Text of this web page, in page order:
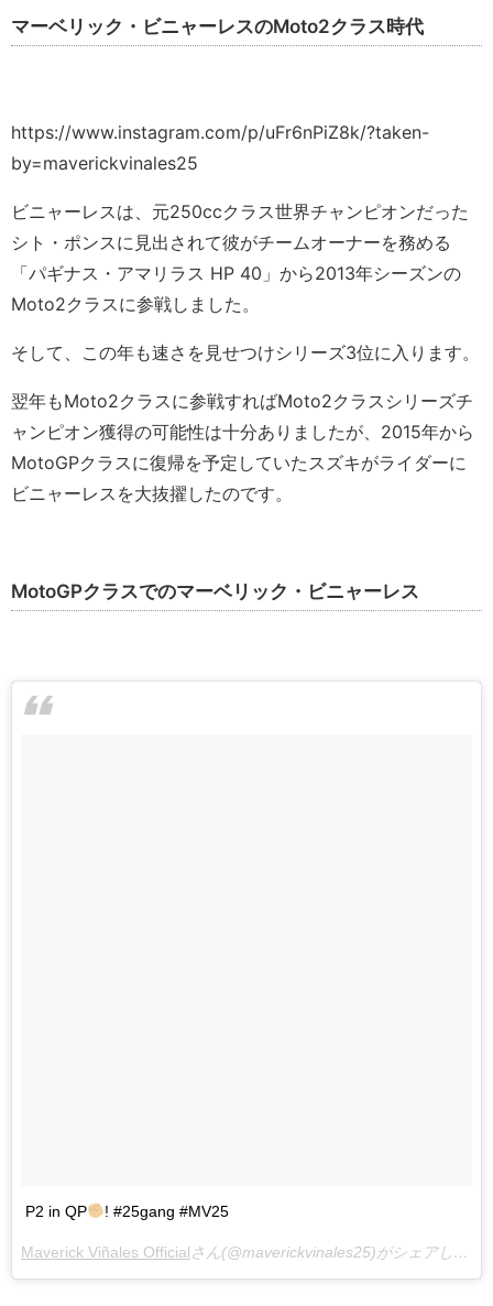
マーベリック・ビニャーレスのMoto2クラス時代
https://www.instagram.com/p/uFr6nPiZ8k/?taken-
by=maverickvinales25
ビニャーレスは、元250ccクラス世界チャンピオンだった
シト・ポンスに見出されて彼がチームオーナーを務める
「パギナス・アマリラス HP 40」から2013年シーズンの
Moto2クラスに参戦しました。
そして、この年も速さを見せつけシリーズ3位に入ります。
翌年もMoto2クラスに参戦すればMoto2クラスシリーズチ
ャンピオン獲得の可能性は十分ありましたが、2015年から
MotoGPクラスに復帰を予定していたスズキがライダーに
ビニャーレスを大抜擢したのです。
MotoGPクラスでのマーベリック・ビニャーレス
P2 in QP ! #25gang #MV25
Maverick Viñales Officialさん(@maverickvinales25)がシェアした投稿 –